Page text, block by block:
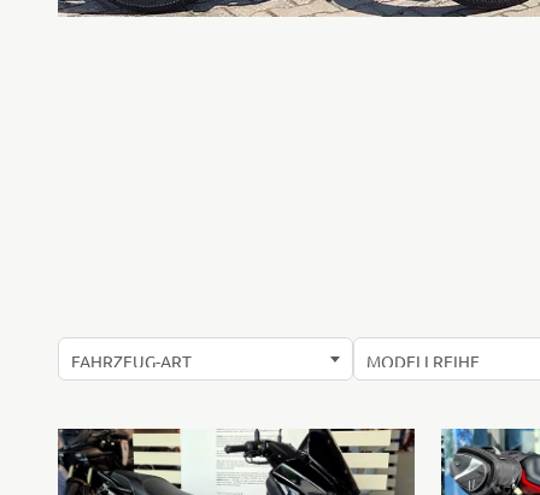
BIAGGI - UNSERE